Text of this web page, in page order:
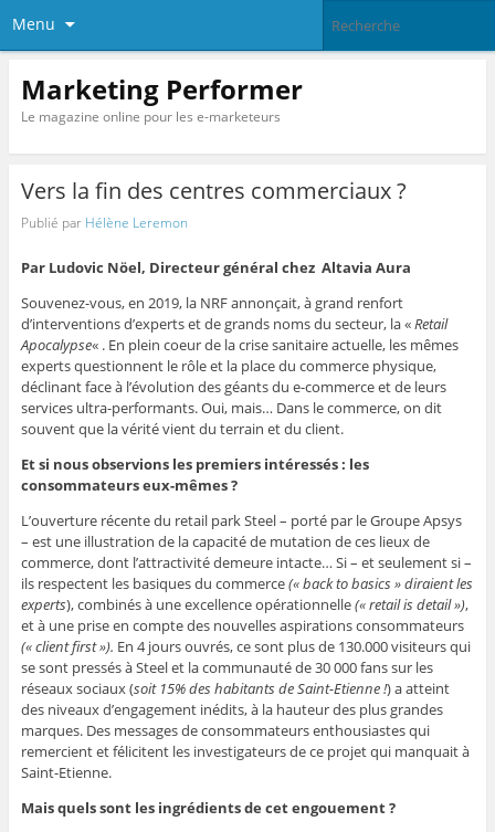
Menu
Marketing Performer
Le magazine online pour les e-marketeurs
Vers la fin des centres commerciaux ?
Publié par Hélène Leremon
Par Ludovic Nöel, Directeur général chez Altavia Aura
Souvenez-vous, en 2019, la NRF annonçait, à grand renfort
d’interventions d’experts et de grands noms du secteur, la «Retail
Apocalypse« . En plein coeur de la crise sanitaire actuelle, les mêmes
experts questionnent le rôle et la place du commerce physique,
déclinant face à l’évolution des géants du e-commerce et de leurs
services ultra-performants. Oui, mais… Dans le commerce, on dit
souvent que la vérité vient du terrain et du client.
Et si nous observions les premiers intéressés : les
consommateurs eux-mêmes ?
L’ouverture récente du retail park Steel – porté par le Groupe Apsys
– est une illustration de la capacité de mutation de ces lieux de
commerce, dont l’attractivité demeure intacte… Si – et seulement si –
ils respectent les basiques du commerce(« back to basics » diraient les
experts), combinés à une excellence opérationnelle(« retail is detail »),
et à une prise en compte des nouvelles aspirations consommateurs
(« client first »). En 4 jours ouvrés, ce sont plus de 130.000 visiteurs qui
se sont pressés à Steel et la communauté de 30 000 fans sur les
réseaux sociaux (soit 15% des habitants de Saint-Etienne !) a atteint
des niveaux d’engagement inédits, à la hauteur des plus grandes
marques. Des messages de consommateurs enthousiastes qui
remercient et félicitent les investigateurs de ce projet qui manquait à
Saint-Etienne.
Mais quels sont les ingrédients de cet engouement ?